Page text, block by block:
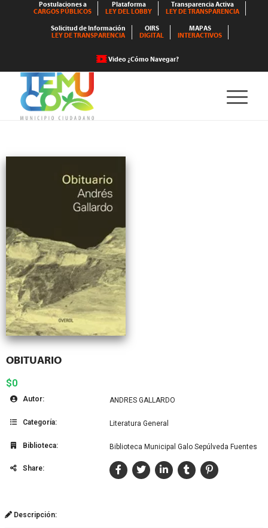
Postulaciones a
CARGOS PÚBLICOS
Plataforma
LEY DEL LOBBY
Transparencia Activa
LEY DE TRANSPARENCIA
Solicitud de Información
LEY DE TRANSPARENCIA
OIRS
DIGITAL
MAPAS
INTERACTIVOS
Video ¿Cómo Navegar?
OBITUARIO
$0
Autor: ANDRES GALLARDO
Categoría: Literatura General
Biblioteca: Biblioteca Municipal Galo Sepúlveda Fuentes
Share:
Descripción: